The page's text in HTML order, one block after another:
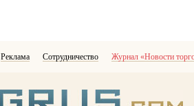
Реклама Сотрудничество Журнал «Новости